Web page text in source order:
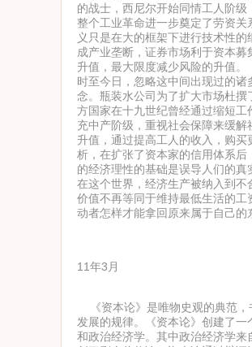
的战士，西尼尔开始同情工人阶
整个工业革命进一步奠定了劳资
义只是在大的框架下进行技术性
成产业垄断，证券市场利于资本
升值，最大限度减少风险的升值。
时至今日，忽略这中间出现过的
念。瓶装水公司为了扩大市场杜
方国家在十九世纪曾经通过缩短
充中产阶级，重视社会保障来缓
升值，通过提高工人的收入，购
析，在扩张了资本家的信用体系
的经济理性的基础是误导人们的
在这个世界，经济生产被纳入到
价值不再等同于维持最低生活的
动者怎样才能拿回原来属于自己的
11年3月
《资本论》是唯物史观的典范，
发展的规律。《资本论》创建了
和政治经济学。其中政治经济学来